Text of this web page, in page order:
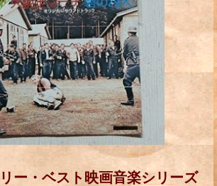
ー・ベスト映画音楽シリーズ